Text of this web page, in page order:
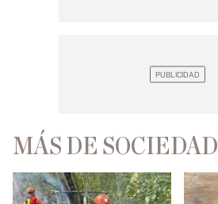
MÁS DE SOCIEDAD